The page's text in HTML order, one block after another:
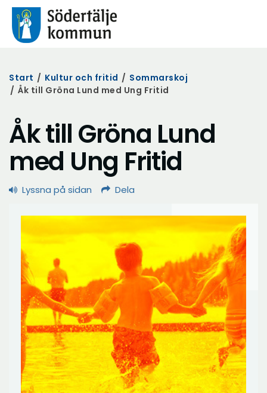
Start / Kultur och fritid / Sommarskoj
/ Åk till Gröna Lund med Ung Fritid
Åk till Gröna Lund
med Ung Fritid
Lyssna på sidan Dela